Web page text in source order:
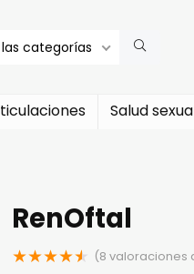
categorías
Salud
RenOftal
★★★★★ (8 valoraciones